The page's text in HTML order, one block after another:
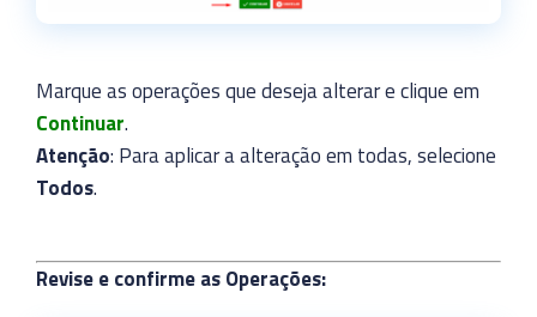
Marque as operações que deseja alterar e clique em
Continuar.
Atenção: Para aplicar a alteração em todas, selecione
Todos.
Revise e confirme as Operações: